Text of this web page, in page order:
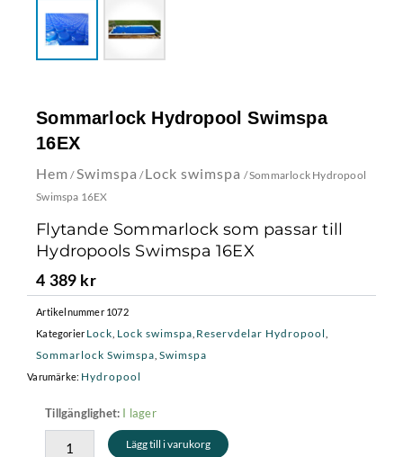
Sommarlock Hydropool Swimspa
16EX
Hem / Swimspa /Lock swimspa / Sommarlock Hydropool
Swimspa 16EX
Flytande Sommarlock som passar till
Hydropools Swimspa 16EX
4 389 kr
Artikelnummer 1072
Kategorier Lock Lock swimspa Reservdelar Hydropool
Sommarlock Swimspa Swimspa
Varumärke: Hydropool
Tillgänglighet: I lager
Sommarlock
Hydropool
Swimspa
Lägg till i varukorg